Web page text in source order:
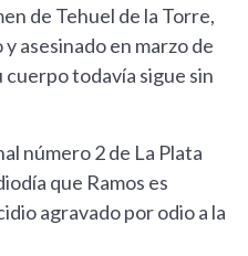
de Tehuel de la Torre,
asesinado en marzo de
cuerpo todavía sigue sin
número 2 de La Plata
que Ramos es
agravado por odio a la